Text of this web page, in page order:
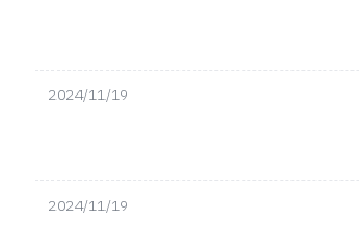
2024/11/19
2024/11/19